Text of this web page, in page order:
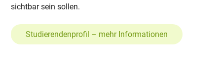
sichtbar sein sollen.
Studierendenprofil – mehr Informationen